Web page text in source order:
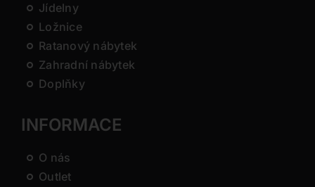
Jídelny
Ložnice
Ratanový nábytek
Zahradní nábytek
Doplňky
INFORMACE
O nás
Outlet